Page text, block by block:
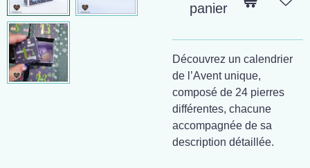
panier
Découvrez un calendrier
de l’Avent unique,
composé de 24 pierres
différentes, chacune
accompagnée de sa
description détaillée.